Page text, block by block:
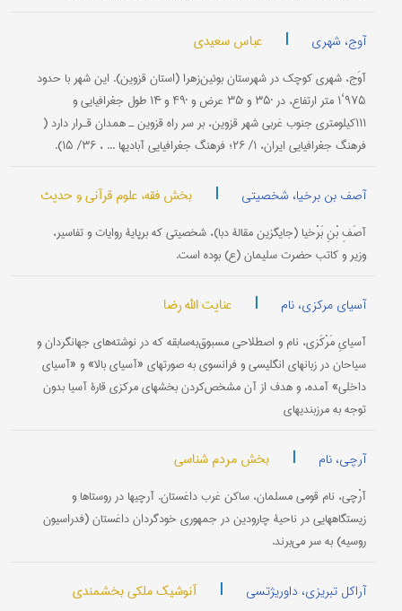
آوج، شهری | عباس سعیدی
آوَج، شهری کوچک در شهرستان بوئین‌زهرا (استان قزوین). این شهر با حدود
۹۷۵‘۱ متر ارتفاع، در ˚۳۵ و ́۳۵ عرض و ˚۴۹ و ́́۱۴ طول جغرافیایی و
۱۱۱کیلومتری جنوب غربی شهر قزوین، بر سر راه قزوین ـ همدان قـرار دارد (
‌فرهنگ جغرافیایی ایران، ۱/ ۲۶؛ فرهنگ جغرافیایی آبادیها ... ، ۳۶/ ۱۵).
آصف بن برخیا، شخصیتی | بخش فقه، علوم قرآنی و حدیث
آصَفِ بْنِ ‎بَرْخیا (جایگزین مقالۀ دبا)، شخصیتی که برپایۀ روایات و تفاسیر،
وزیر و کاتب حضرت سلیمان (ع) بوده است.
آسیای مرکزی، نام | عنایت الله رضا
آسیایِ مَرْکَزی، نام و اصطلاحی مسبوق‌به‌سابقه که در نوشته‌های جهانگردان و
سیاحان در زبانهای انگلیسی و فرانسوی به صورتهای «آسیای بالا» و «آسیای
داخلی» آمده، و هدف از آن مشخص‌کردن بخشهای مرکزی قارۀ آسیا بدون
توجه به مرزبندیهای
آرچی، نام | بخش مردم شناسی
آرْچی، نام قومی مسلمان، ساکن غرب داغستان. آرچیها در روستاها و
زیستگاههایی در ناحیۀ چارودین در جمهوری خودگردان داغستان (فدراسیون
روسیه) به سر می‌برند.
آراکل تبریزی، داوریژتسی | آنوشیک ملکی بخشمندی